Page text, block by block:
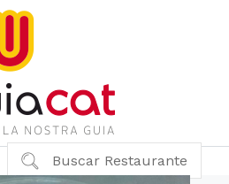
Buscar Restaurante